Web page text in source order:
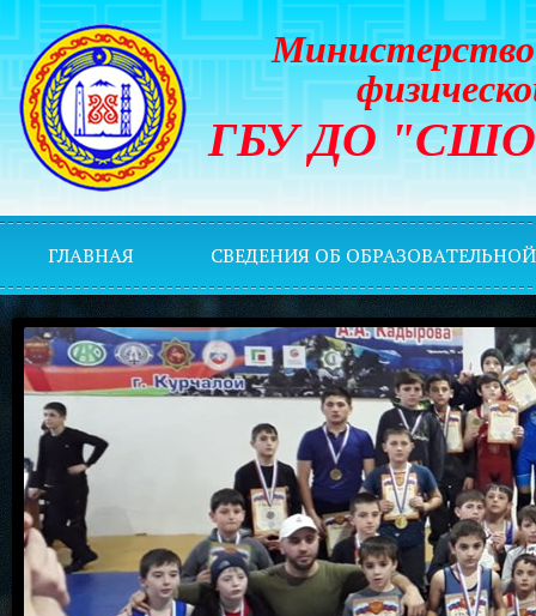
Министерство
ГБУ ДО "СШОР
ГЛАВНАЯ СВЕДЕНИЯ ОБ